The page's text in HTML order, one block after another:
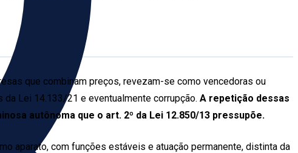
que combinam preços, revezam-se como vencedoras ou
Lei 14.133/21 e eventualmente corrupção. A repetição dessas
autônoma que o art. 2º da Lei 12.850/13 pressupõe.
aparato, com funções estáveis e atuação permanente, distinta da